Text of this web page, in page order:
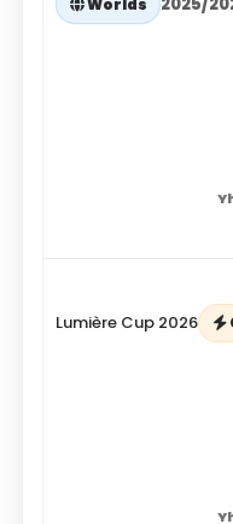
Worlds
Lumière Cup 2026